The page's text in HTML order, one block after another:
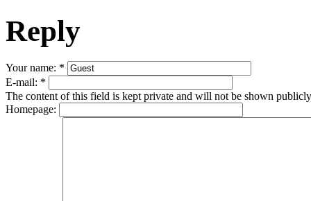
Reply
Your name: *
E-mail: *
The content of this field is kept private and will not be shown
Homepage: